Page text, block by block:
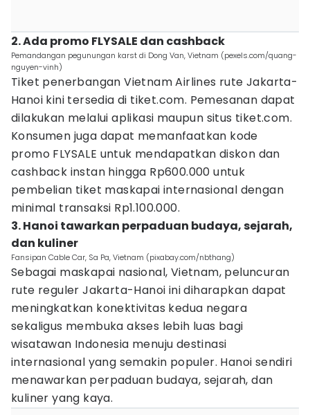
2. Ada promo FLYSALE dan cashback
Pemandangan pegunungan karst di Dong Van, Vietnam (pexels.com/quang-
nguyen-vinh)
Tiket penerbangan Vietnam Airlines rute Jakarta-
Hanoi kini tersedia di tiket.com. Pemesanan dapat
dilakukan melalui aplikasi maupun situs tiket.com.
Konsumen juga dapat memanfaatkan kode
promo FLYSALE untuk mendapatkan diskon dan
cashback instan hingga Rp600.000 untuk
pembelian tiket maskapai internasional dengan
minimal transaksi Rp1.100.000.
3. Hanoi tawarkan perpaduan budaya, sejarah,
dan kuliner
Fansipan Cable Car, Sa Pa, Vietnam (pixabay.com/nbthang)
Sebagai maskapai nasional, Vietnam, peluncuran
rute reguler Jakarta-Hanoi ini diharapkan dapat
meningkatkan konektivitas kedua negara
sekaligus membuka akses lebih luas bagi
wisatawan Indonesia menuju destinasi
internasional yang semakin populer. Hanoi sendiri
menawarkan perpaduan budaya, sejarah, dan
kuliner yang kaya.